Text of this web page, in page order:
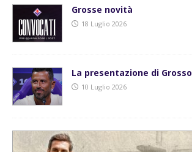
Grosse novità
18 Luglio 2026
La presentazione di Grosso
10 Luglio 2026